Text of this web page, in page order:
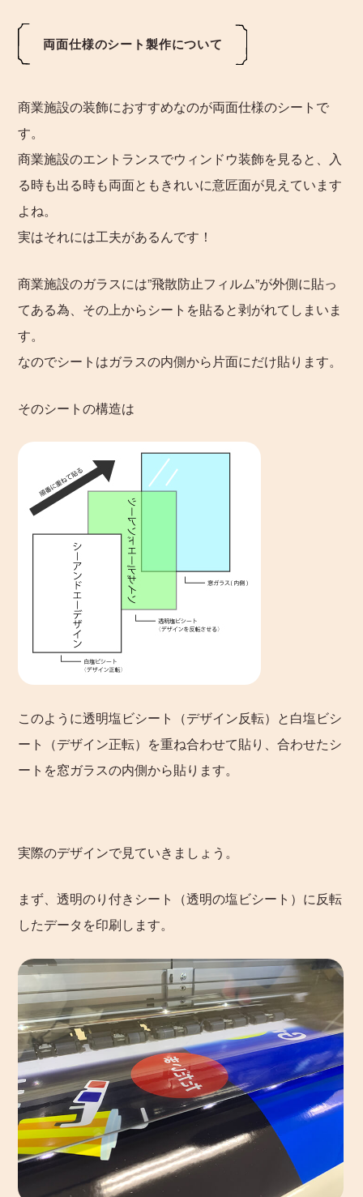
両面仕様のシート製作について
商業施設の装飾におすすめなのが両面仕様のシートで
す。
商業施設のエントランスでウィンドウ装飾を見ると、入
る時も出る時も両面ともきれいに意匠面が見えています
よね。
実はそれには工夫があるんです！
商業施設のガラスには”飛散防止フィルム”が外側に貼っ
てある為、その上からシートを貼ると剥がれてしまいま
す。
なのでシートはガラスの内側から片面にだけ貼ります。
そのシートの構造は
このように透明塩ビシート（デザイン反転）と白塩ビシ
ート（デザイン正転）を重ね合わせて貼り、合わせたシ
ートを窓ガラスの内側から貼ります。
実際のデザインで見ていきましょう。
まず、透明のり付きシート（透明の塩ビシート）に反転
したデータを印刷します。